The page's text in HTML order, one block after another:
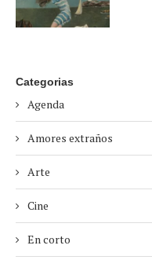
Categorias
Agenda
Amores extraños
Arte
Cine
En corto